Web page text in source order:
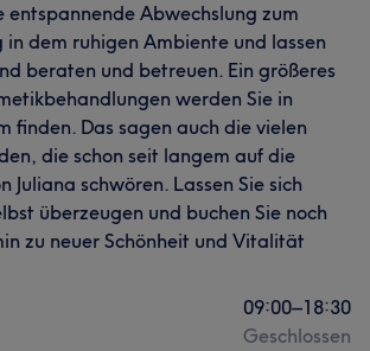
entspannende Abwechslung zum
in dem ruhigen Ambiente und lassen
beraten und betreuen. Ein größeres
werden Sie in
finden. Das sagen auch die vielen
die schon seit langem auf die
Juliana schwören. Lassen Sie sich
überzeugen und buchen Sie noch
zu neuer Schönheit und Vitalität
09:00–18:30
Geschlossen